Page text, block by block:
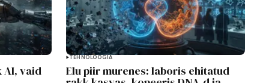
AI, vaid
TEHNOLOOGIA
Elu piir murenes: laboris ehitatud